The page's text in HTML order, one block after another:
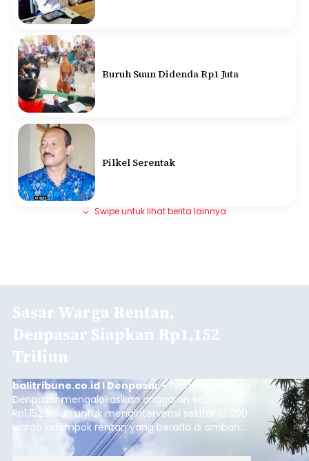
Buruh Suun Didenda Rp1 Juta
Pilkel Serentak
Swipe untuk lihat berita lainnya
Sasar Warga Rentan,
Denpasar Siapkan Rp1,152
Triliun
balitribune.co.id I Denpasar -Pemerintah Kota
Denpasar mengalokasikan anggaran sebesar
Rp1,152 triliun untuk mengintervensi sekitar 18.000
warga kelompok rentan yang berada di ambang
garis kemiskinan. Langkah strategis ini diambil
guna menjaga masyarakat yang berada pada